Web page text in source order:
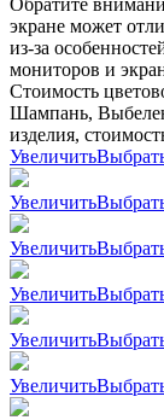
Обратите
экране может
из-за
мониторов и
Стоимость
Шампань,
изделия,
Увеличить
Увеличить
Увеличить
Увеличить
Увеличить
Увеличить